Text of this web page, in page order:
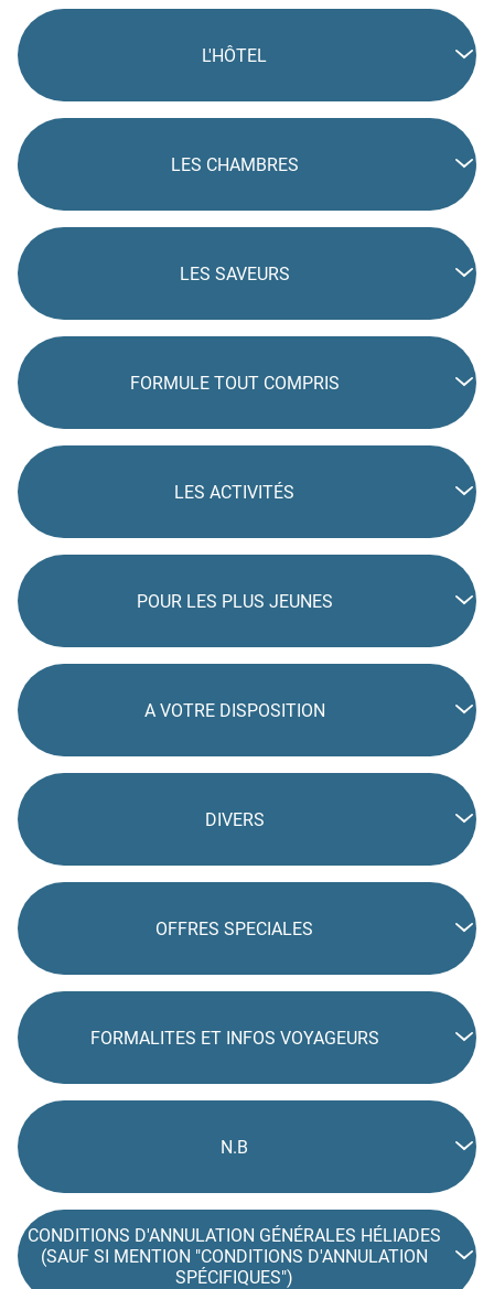
L'HÔTEL
LES CHAMBRES
LES SAVEURS
FORMULE TOUT COMPRIS
LES ACTIVITÉS
POUR LES PLUS JEUNES
A VOTRE DISPOSITION
DIVERS
OFFRES SPECIALES
FORMALITES ET INFOS VOYAGEURS
N.B
CONDITIONS D'ANNULATION GÉNÉRALES HÉLIADES
(SAUF SI MENTION "CONDITIONS D'ANNULATION
SPÉCIFIQUES")